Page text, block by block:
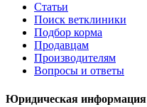
Статьи
Поиск ветклиники
Подбор корма
Продавцам
Производителям
Вопросы и ответы
Юридическая информация